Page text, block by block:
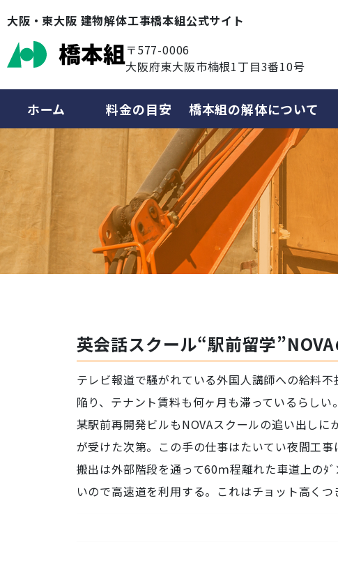
大阪・東大阪 建物解体工事橋本組公式サイト
〒577-0006
大阪府東大阪市楠根1丁目3番10号
ホーム 料金の目安 橋本組の解体について
英会話スクール“駅前留学
テレビ報道で騒がれている外国人講師への給料
陥り、テナント賃料も何ヶ月も滞っているらし
某駅前再開発ビルもNOVAスクールの追い出し
が受けた次第。この手の仕事はたいてい夜間工
搬出は外部階段を通って60ｍ程離れた車道上のﾀ
いので高速道を利用する。これはチョット高く